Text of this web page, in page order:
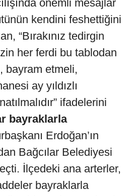
önemli mesajlar
kendini feshettiğini
“Bırakınız tedirgin
her ferdi bu tablodan
bayram etmeli,
ay yıldızlı
ifadelerini
bayraklarla
Erdoğan’ın
Bağcılar Belediyesi
İlçedeki ana arterler,
bayraklarla